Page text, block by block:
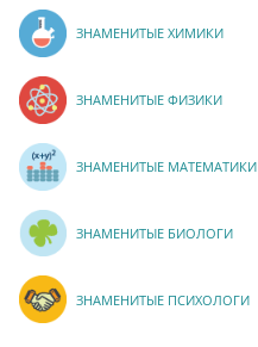
ЗНАМЕНИТЫЕ ХИМИКИ
ЗНАМЕНИТЫЕ ФИЗИКИ
ЗНАМЕНИТЫЕ МАТЕМАТИКИ
ЗНАМЕНИТЫЕ БИОЛОГИ
ЗНАМЕНИТЫЕ ПСИХОЛОГИ